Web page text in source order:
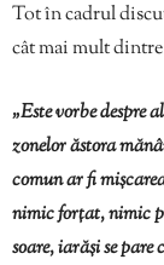
Tot în cadrul
cât mai mult
„Este vorbe
zonelor ăstora
comun ar fi
nimic forțat, nimic
soare, iarăși se